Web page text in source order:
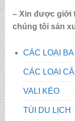
– Xin được giới
chúng tôi sản
CÁC LOẠI BA
CÁC LOẠI
VALI KÉO
TÚI DU LỊCH